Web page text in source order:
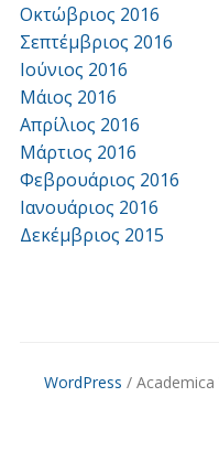
Οκτώβριος 2016
Σεπτέμβριος 2016
Ιούνιος 2016
Μάιος 2016
Απρίλιος 2016
Μάρτιος 2016
Φεβρουάριος 2016
Ιανουάριος 2016
Δεκέμβριος 2015
WordPress /